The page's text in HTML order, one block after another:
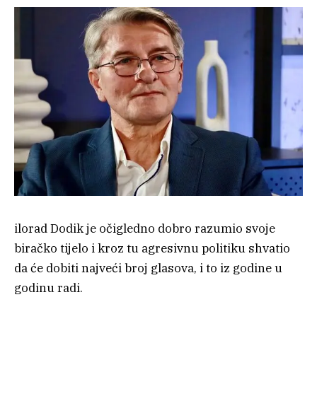
ilorad Dodik je očigledno dobro razumio svoje
biračko tijelo i kroz tu agresivnu politiku shvatio
da će dobiti najveći broj glasova, i to iz godine u
godinu radi.